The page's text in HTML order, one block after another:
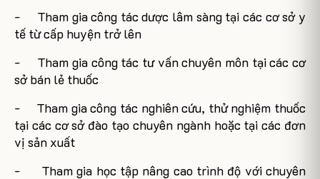
-
Tham gia công tác dược lâm sàng tại các cơ sở y
tế từ cấp huyện trở lên
-
Tham gia công tác tư vấn chuyên môn tại các cơ
sở bán lẻ thuốc
-
Tham gia công tác nghiên cứu, thử nghiệm thuốc
tại các cơ sở đào tạo chuyên ngành hoặc tại các đơn
vị sản xuất
-
Tham gia học tập nâng cao trình độ với chuyên